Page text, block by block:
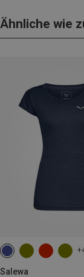
Ähnliche wie
Salewa
M L XL